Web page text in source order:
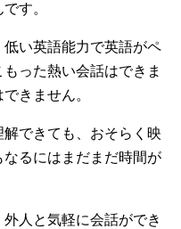
す。
い英語能力で英語がペ
った熱い会話はできま
きません。
できても、おそらく映
るにはまだまだ時間が
外人と気軽に会話ができ